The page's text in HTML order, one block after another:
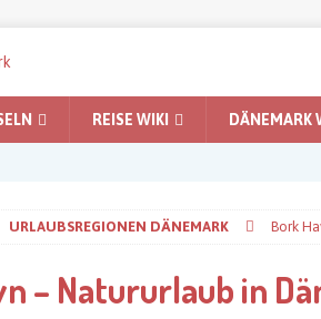
REISE WIKI DÄNEMARK
URLAUBSREGIONEN DÄNEMARK Bork
– Natururlaub in